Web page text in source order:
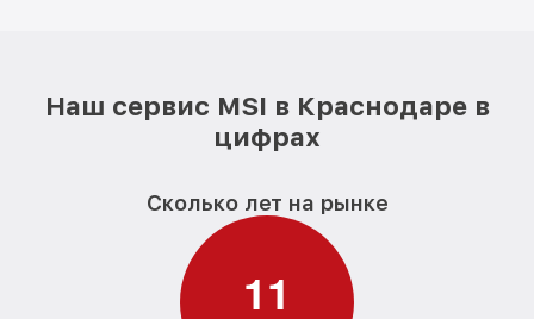
Наш сервис MSI в Краснодаре в
цифрах
Сколько лет на рынке
11